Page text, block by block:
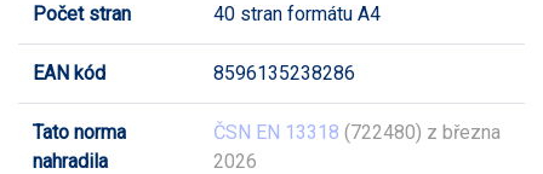
Počet stran 40 stran formátu A4
EAN kód 8596135238286
Tato norma
nahradila
ČSN EN 13318 (722480) z března
2026